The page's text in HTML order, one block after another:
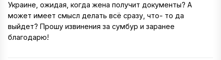
Украине, ожидая, когда жена получит документы? А
может имеет смысл делать всё сразу, что- то да
выйдет? Прошу извинения за сумбур и заранее
благодарю!